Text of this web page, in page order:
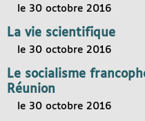
le 30 octobre 2016
La vie scientifique
le 30 octobre 2016
Le socialisme
Réunion
le 30 octobre 2016